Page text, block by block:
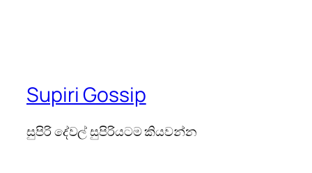
Supiri Gossip
සුපිරි දේවල් සුපිරියටම කියවන්න